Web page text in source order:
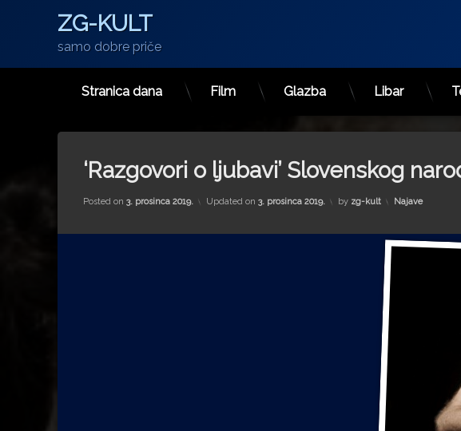
ZG-KULT
samo dobre priče
Stranica dana Film Glazba Libar
‘Razgovori o ljubavi’ Slovenskog
Posted on 3. prosinca 2019. Updated on 3. prosinca 2019. by zg-kult Kategorije:
Najave